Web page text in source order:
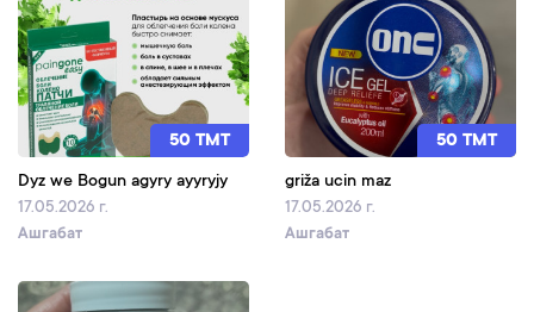
50 TMT
Dyz we Bogun agyry ayyryjy
17.05.2026 г.
Ашгабат
50 TMT
griža ucin maz
17.05.2026 г.
Ашгабат